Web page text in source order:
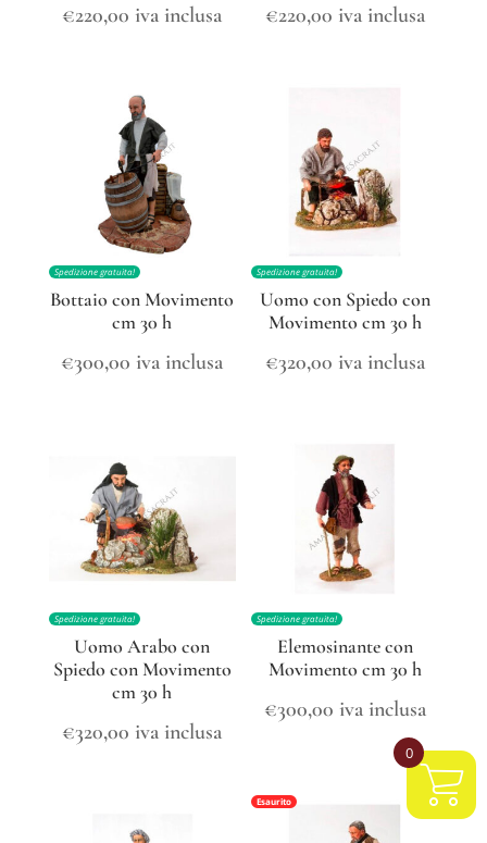
€220,00 iva inclusa €220,00 iva inclusa
Spedizione gratuita!
Bottaio con Movimento
cm 30 h
€300,00 iva inclusa
Spedizione gratuita!
Uomo con Spiedo con
Movimento cm 30 h
€320,00 iva inclusa
Spedizione gratuita!
Uomo Arabo con
Spiedo con Movimento
cm 30 h
€320,00 iva inclusa
Spedizione gratuita!
Elemosinante con
Movimento cm 30 h
€300,00 iva inclusa
Esaurito
0